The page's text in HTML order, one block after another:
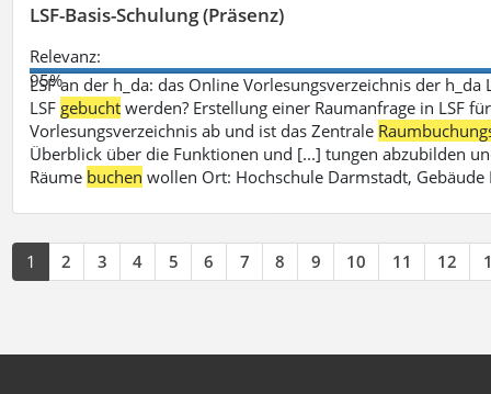
LSF-Basis-Schulung (Präsenz)
Relevanz:
95%
LSF an der h_da: das Online Vorlesungsverzeichnis der h_da
LSF gebucht werden? Erstellung einer Raumanfrage in LSF
Vorlesungsverzeichnis ab und ist das Zentrale
Überblick über die Funktionen und [...] tungen abzubilden
Räume buchen wollen Ort: Hochschule Darmstadt,
1 2 3 4 5 6 7 8 9 10 11 12